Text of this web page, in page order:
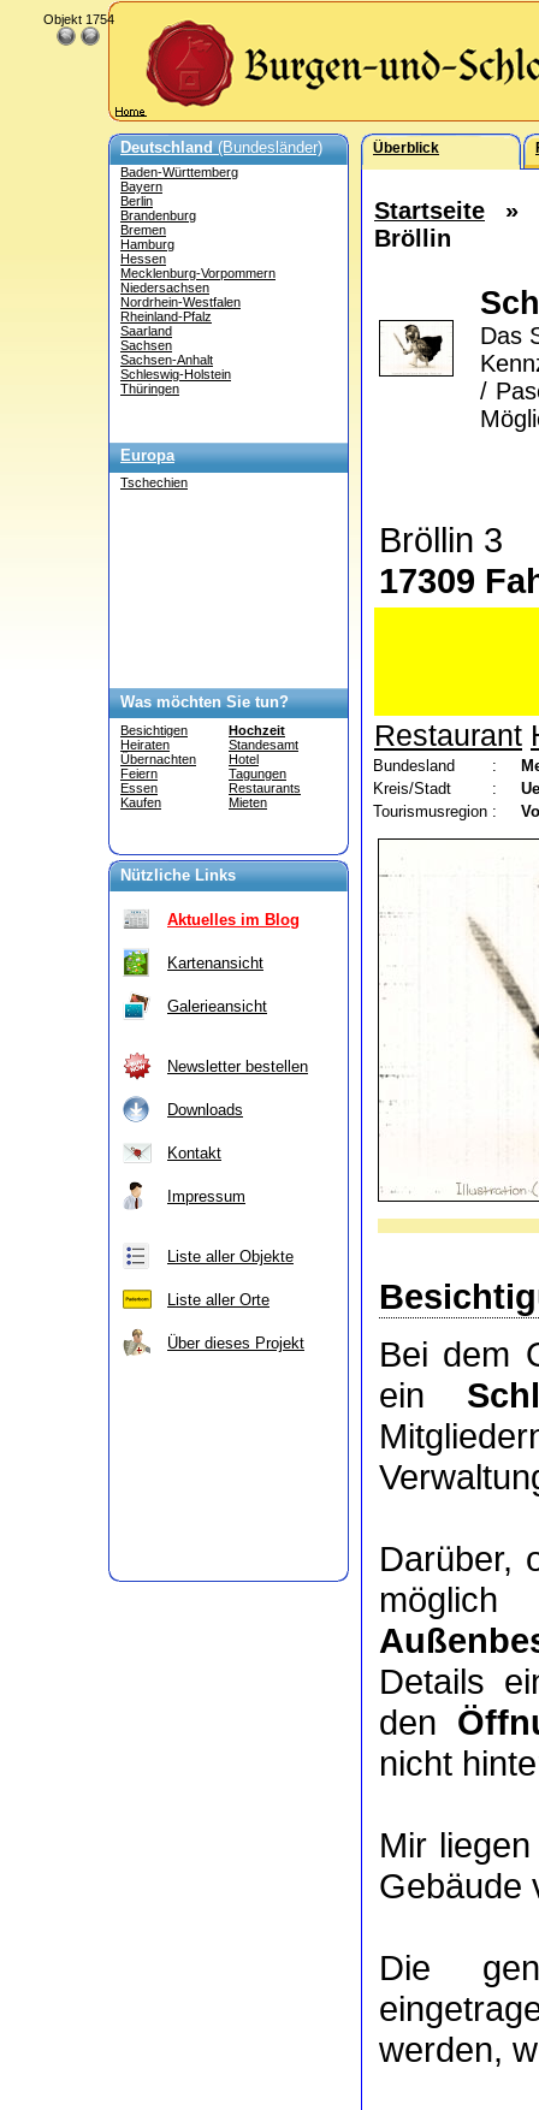
Deutschland(Bundesländer)
Baden-Württemberg
Bayern
Berlin
Brandenburg
Bremen
Hamburg
Hessen
Mecklenburg-Vorpommern
Niedersachsen
Nordrhein-Westfalen
Rheinland-Pfalz
Saarland
Sachsen
Sachsen-Anhalt
Schleswig-Holstein
Thüringen
Europa
Tschechien
Was möchten Sie tun?
Besichtigen
Heiraten
Übernachten
Feiern
Essen
Kaufen
Hochzeit
Standesamt
Hotel
Tagungen
Restaurants
Mieten
Nützliche Links
Aktuelles im Blog
Kartenansicht
Galerieansicht
Newsletter bestellen
Downloads
Kontakt
Impressum
Liste aller Objekte
Liste aller Orte
Über dieses Projekt
Überblick
Startseite »
Bröllin
Das
/
Bröllin 3
17309
Restaurant
Bundesland :
Kreis/Stadt
:
Tourismusregion :
Bei dem
ein
Darüber,
Details
den
nicht
Mir
Gebäude
Die
werden,
Objekt 1754